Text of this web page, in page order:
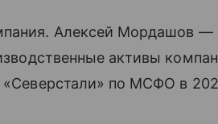
Алексей Мордашов —
активы
«Северстали» по МСФО в